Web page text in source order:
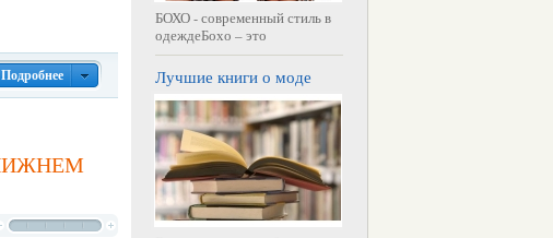
Подробнее
БОХО - современный стиль в
одеждеБохо – это
Лучшие книги о моде